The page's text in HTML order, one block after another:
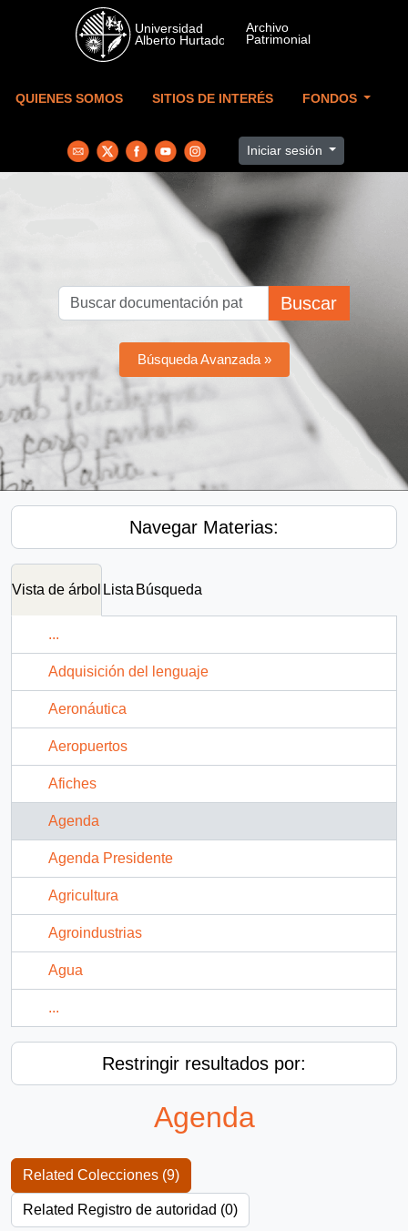
Skip to main content
QUIENES SOMOS SITIOS DE INTERÉS FONDOS
Iniciar sesión
Buscar
Búsqueda Avanzada »
Navegar Materias:
Vista de árbol Lista Búsqueda
...
Adquisición del lenguaje
Aeronáutica
Aeropuertos
Afiches
Agenda
Agenda Presidente
Agricultura
Agroindustrias
Agua
...
Restringir resultados por:
Agenda
Related Colecciones (9)
Related Registro de autoridad (0)